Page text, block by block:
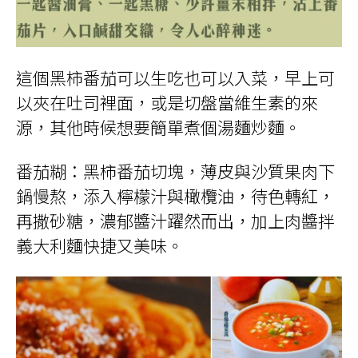
這個黑柿番茄可以生吃也可以入菜，早上可
以夾在吐司裡面，或是切盤當維生素的來
源，其他時候想要簡單煮個湯麵炒麵。
番茄糊：黑柿番茄切塊，薄皮與沙質果肉下
鍋慢熬，添入檸檬汁與橄欖油，待色轉紅，
再撒砂糖，濃郁醬汁躍然而出，加上肉醬拌
義大利麵快捷又美味。